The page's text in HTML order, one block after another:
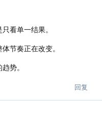
看单一结果。
节奏正在改变。
势。
回复